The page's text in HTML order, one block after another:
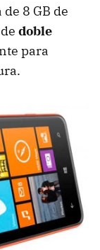
8 GB de
doble
para